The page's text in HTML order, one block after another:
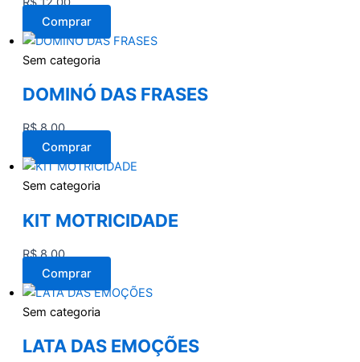
Comprar
Sem categoria
DOMINÓ DAS FRASES
R$8,00
Comprar
Sem categoria
KIT MOTRICIDADE
R$8,00
Comprar
Sem categoria
LATA DAS EMOÇÕES